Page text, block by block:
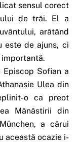
sensul corect
de trăi. El a
arătând
este de ajuns, ci
Sofian a
Ulea din
o ca preot
Mănăstirii din
a cărui
această ocazie i-